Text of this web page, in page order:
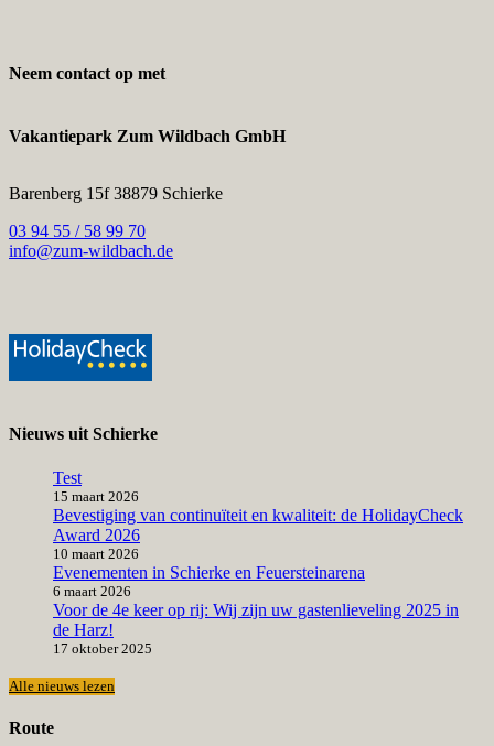
Neem contact op met
Vakantiepark Zum Wildbach GmbH
Barenberg 15f 38879 Schierke
03 94 55 / 58 99 70
info@zum-wildbach.de
Nieuws uit Schierke
Test
15 maart 2026
Bevestiging van continuïteit en kwaliteit: de HolidayCheck
Award 2026
10 maart 2026
Evenementen in Schierke en Feuersteinarena
6 maart 2026
Voor de 4e keer op rij: Wij zijn uw gastenlieveling 2025 in
de Harz!
17 oktober 2025
Alle nieuws lezen
Route